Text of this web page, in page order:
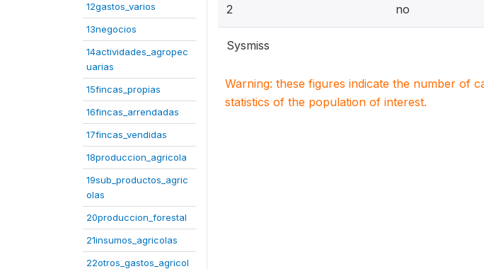
12gastos_varios
13negocios
14actividades_agropec
uarias
15fincas_propias
16fincas_arrendadas
17fincas_vendidas
18produccion_agricola
19sub_productos_agric
olas
20produccion_forestal
21insumos_agricolas
22otros_gastos_agricol
2 no
Sysmiss
Warning: these figures indicate the number of
statistics of the population of interest.